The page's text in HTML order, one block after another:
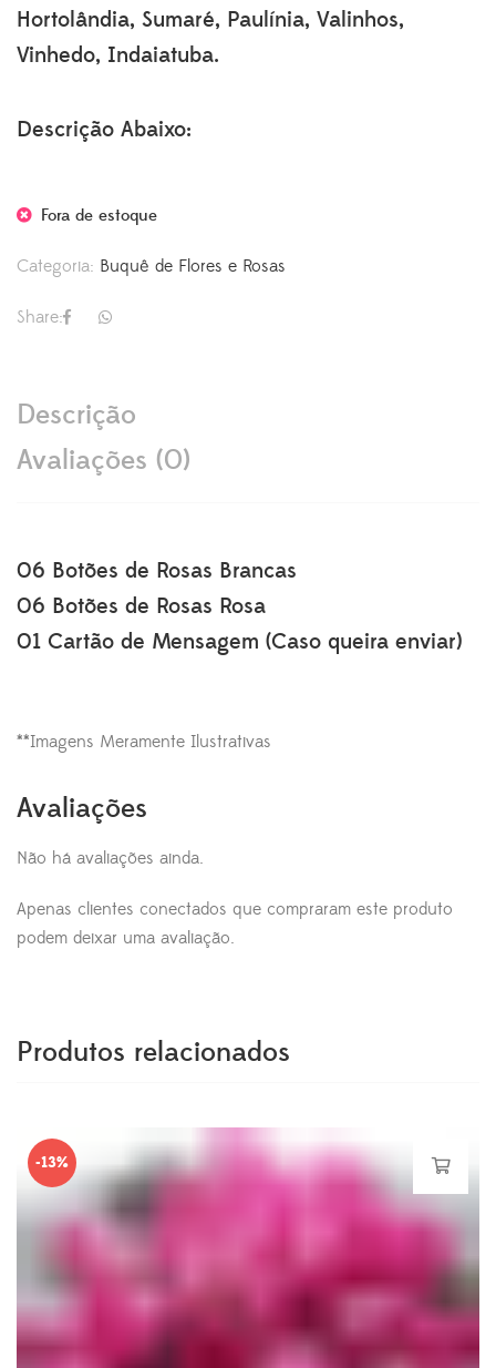
Hortolândia, Sumaré, Paulínia, Valinhos,
Vinhedo, Indaiatuba.
Descrição Abaixo:
Fora de estoque
Categoria: Buquê de Flores e Rosas
Share:
Descrição
Avaliações (0)
06 Botões de Rosas Brancas
06 Botões de Rosas Rosa
01 Cartão de Mensagem (Caso queira enviar)
**Imagens Meramente Ilustrativas
Avaliações
Não há avaliações ainda.
Apenas clientes conectados que compraram este produto
podem deixar uma avaliação.
Produtos relacionados
-13%